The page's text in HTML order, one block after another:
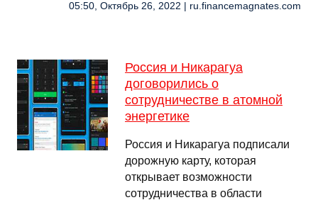
05:50, Октябрь 26, 2022 | ru.financemagnates.com
Россия и Никарагуа
договорились о
сотрудничестве в атомной
энергетике
Россия и Никарагуа подписали
дорожную карту, которая
открывает возможности
сотрудничества в области